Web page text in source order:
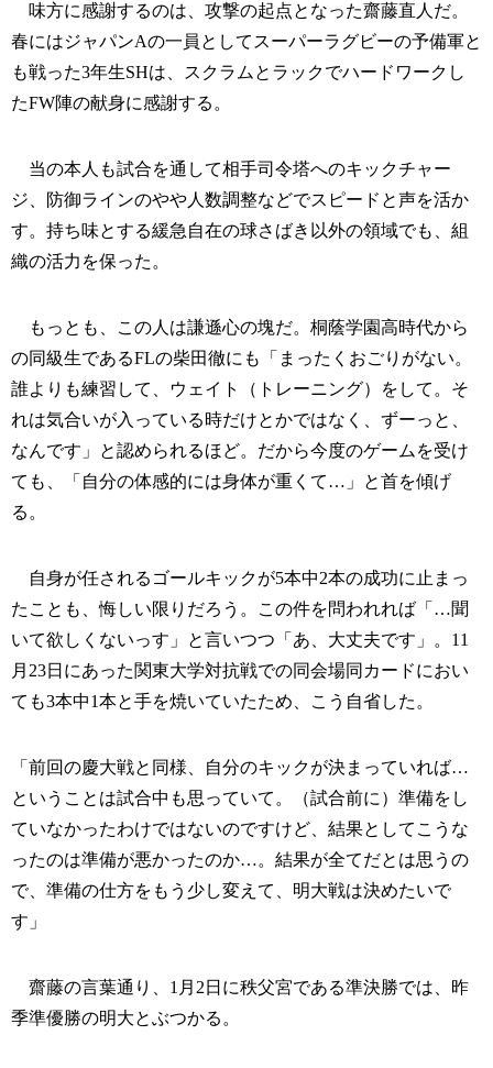
味方に感謝するのは、攻撃の起点となった齋藤直人だ。
春にはジャパンAの一員としてスーパーラグビーの予備軍と
も戦った3年生SHは、スクラムとラックでハードワークし
たFW陣の献身に感謝する。
当の本人も試合を通して相手司令塔へのキックチャー
ジ、防御ラインのやや人数調整などでスピードと声を活か
す。持ち味とする緩急自在の球さばき以外の領域でも、組
織の活力を保った。
もっとも、この人は謙遜心の塊だ。桐蔭学園高時代から
の同級生であるFLの柴田徹にも「まったくおごりがない。
誰よりも練習して、ウェイト（トレーニング）をして。そ
れは気合いが入っている時だけとかではなく、ずーっと、
なんです」と認められるほど。だから今度のゲームを受け
ても、「自分の体感的には身体が重くて…」と首を傾げ
る。
自身が任されるゴールキックが5本中2本の成功に止まっ
たことも、悔しい限りだろう。この件を問われれば「…聞
いて欲しくないっす」と言いつつ「あ、大丈夫です」。11
月23日にあった関東大学対抗戦での同会場同カードにおい
ても3本中1本と手を焼いていたため、こう自省した。
「前回の慶大戦と同様、自分のキックが決まっていれば…
ということは試合中も思っていて。（試合前に）準備をし
ていなかったわけではないのですけど、結果としてこうな
ったのは準備が悪かったのか…。結果が全てだとは思うの
で、準備の仕方をもう少し変えて、明大戦は決めたいで
す」
齋藤の言葉通り、1月2日に秩父宮である準決勝では、昨
季準優勝の明大とぶつかる。